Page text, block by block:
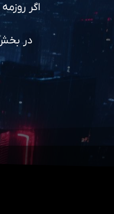
اگر
در بخش